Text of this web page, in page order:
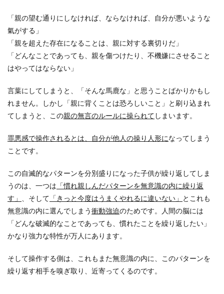
「親の望む通りにしなければ、ならなければ、自分が悪いような
氣がする」
「親を超えた存在になることは、親に対する裏切りだ」
「どんなことであっても、親を傷つけたり、不機嫌にさせること
はやってはならない」
言葉にしてしまうと、「そんな馬鹿な」と思うことばかりかもし
れません。しかし「親に背くことは恐ろしいこと」と刷り込まれ
てしまうと、この親の無言のルールに操られて しまいます。
罪悪感で操作されるとは、自分が他人の操り人形になってしまう
ことです。
この自滅的なパターンを分別盛りになった子供が繰り返してしま
うのは、一つは 「慣れ親しんだパターンを無意識の内に繰り返
す」
、そして 「きっと今度はうまくやれるに違いない」 とこれも
無意識の内に選んでしまう衝動強迫のためです。人間の脳には
「どんな破滅的なことであっても、慣れたことを繰り返したい」
かなり強力な特性が万人にあります。
そして操作する側は、これもまた無意識の内に、このパターンを
繰り返す相手を嗅ぎ取り、近寄ってくるのです。